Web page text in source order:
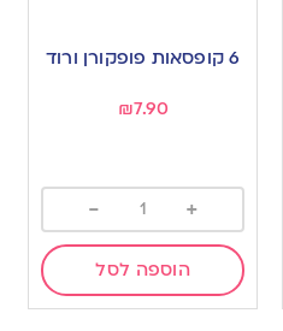
to
wishlist
6 קופסאות פופקורן ורוד
₪7.90
+
-
הוספה לסל